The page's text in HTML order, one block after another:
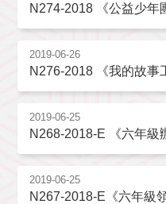
N274-2018 《公益少年
2019-06-26
N276-2018 《我的故事
2019-06-25
N268-2018-E 《六年級
2019-06-25
N267-2018-E《六年級